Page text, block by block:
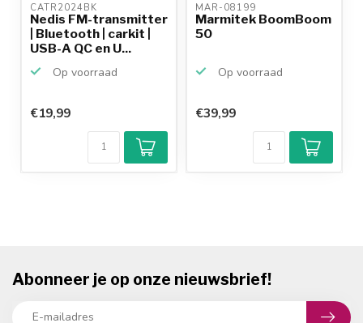
CATR2024BK
Nedis FM-transmitter
| Bluetooth | carkit |
USB-A QC en U...
Op voorraad
€19,99
MAR-08199
Marmitek BoomBoom
50
Op voorraad
€39,99
Abonneer je op onze nieuwsbrief!